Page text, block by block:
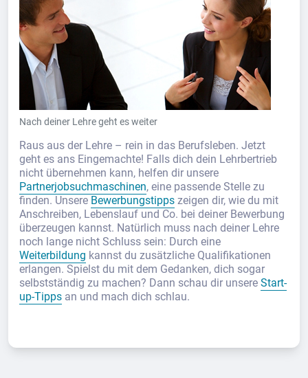
Nach deiner Lehre geht es weiter
Raus aus der Lehre – rein in das Berufsleben. Jetzt
geht es ans Eingemachte! Falls dich dein Lehrbertrieb
nicht übernehmen kann, helfen dir unsere
Partnerjobsuchmaschinen, eine passende Stelle zu
finden. Unsere Bewerbungstipps zeigen dir, wie du mit
Anschreiben, Lebenslauf und Co. bei deiner Bewerbung
überzeugen kannst. Natürlich muss nach deiner Lehre
noch lange nicht Schluss sein: Durch eine
Weiterbildung kannst du zusätzliche Qualifikationen
erlangen. Spielst du mit dem Gedanken, dich sogar
selbstständig zu machen? Dann schau dir unsere Start-
up-Tipps an und mach dich schlau.